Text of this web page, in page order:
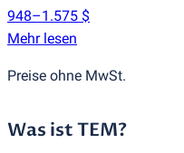
948–1.575 $
Mehr lesen
Preise ohne MwSt.
Was ist TEM?